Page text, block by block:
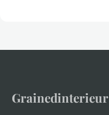
Grainedinterieur